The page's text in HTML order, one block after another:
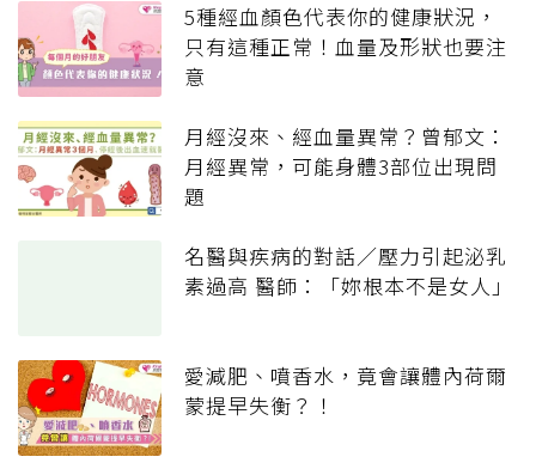
5種經血顏色代表你的健康狀況，
只有這種正常！血量及形狀也要注
意
月經沒來、經血量異常？曾郁文：
月經異常，可能身體3部位出現問
題
名醫與疾病的對話／壓力引起泌乳
素過高 醫師：「妳根本不是女人」
愛減肥、噴香水，竟會讓體內荷爾
蒙提早失衡？！